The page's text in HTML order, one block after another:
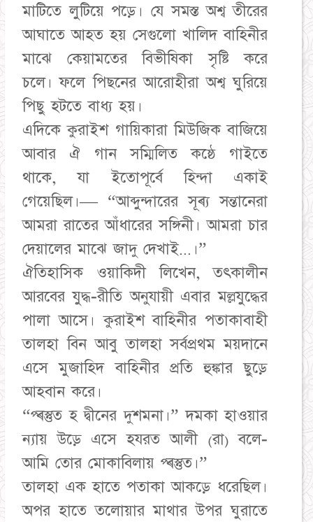
মাটিতে লুটিয়ে পড়ে। যে সমস্ত অশ্ব তীরের
আঘাতে আহত হয় সেগুলো খালিদ বাহিনীর
মাঝে কেয়ামতের বিভীষিকা সৃষ্টি করে
চলে। ফলে পিছনের আরোহীরা অশ্ব ঘুরিয়ে
পিছু হটতে বাধ্য হয়।
এদিকে কুরাইশ গায়িকারা মিউজিক বাজিয়ে
আবার ঐ গান সম্মিলিত কষ্ঠে গাইতে
থাকে, যা ইতোপূর্বে হিন্দা একাই
গেয়েছিল।— “আব্দুন্দারের সূৰ্য সন্তানেরা
আমরা রাতের আঁধারের সঙ্গিনী। আমরা চার
দেয়ালের মাঝে জাদু দেখাই...।”
ঐতিহাসিক ওয়াকিদী লিখেন, তৎকালীন
আরবের যুদ্ধ-রীতি অনুযায়ী এবার মল্লযুদ্ধের
পালা আসে। কুরাইশ বাহিনীর পতাকাবাহী
তালহা বিন আবু তালহা সর্বপ্রথম ময়দানে
এসে মুজাহিদ বাহিনীর প্রতি হুঙ্কার ছুড়ে
আহবান করে।
“প্ৰস্তুত হ দ্বীনের দুশমনা।” দমকা হাওয়ার
ন্যায় উড়ে এসে হযরত আলী (রা) বলে-
আমি তোর মোকাবিলায় প্ৰস্তুত।”
তালহা এক হাতে পতাকা আকড়ে ধরেছিল।
অপর হাতে তলোয়ার মাথার উপর ঘুরাতে